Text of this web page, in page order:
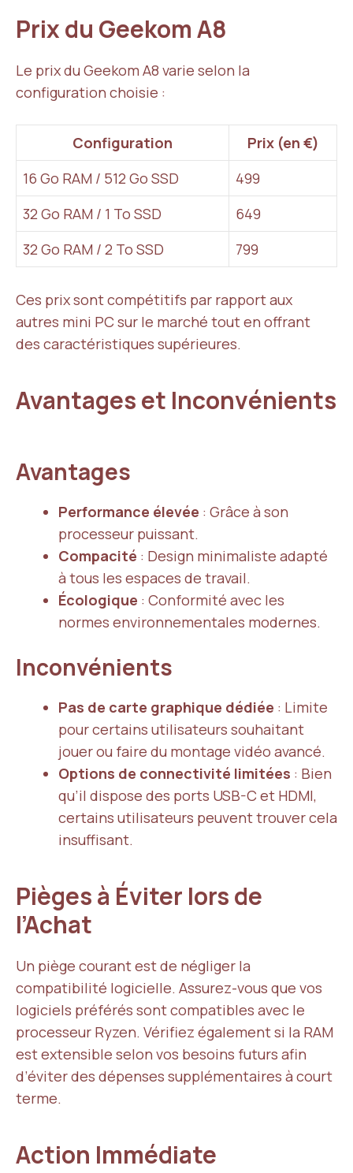
Prix du Geekom A8
Le prix du Geekom A8 varie selon la
configuration choisie :
Configuration
Prix (en €)
16 Go RAM / 512 Go SSD
499
32 Go RAM / 1 To SSD
649
32 Go RAM / 2 To SSD
799
Ces prix sont compétitifs par rapport aux
autres mini PC sur le marché tout en offrant
des caractéristiques supérieures.
Avantages et Inconvénients
Avantages
Performance élevée : Grâce à son
processeur puissant.
Compacité : Design minimaliste adapté
à tous les espaces de travail.
Écologique : Conformité avec les
normes environnementales modernes.
Inconvénients
Pas de carte graphique dédiée : Limite
pour certains utilisateurs souhaitant
jouer ou faire du montage vidéo avancé.
Options de connectivité limitées : Bien
qu’il dispose des ports USB-C et HDMI,
certains utilisateurs peuvent trouver cela
insuffisant.
Pièges à Éviter lors de
l’Achat
Un piège courant est de négliger la
compatibilité logicielle. Assurez-vous que vos
logiciels préférés sont compatibles avec le
processeur Ryzen. Vérifiez également si la RAM
est extensible selon vos besoins futurs afin
d’éviter des dépenses supplémentaires à court
terme.
Action Immédiate